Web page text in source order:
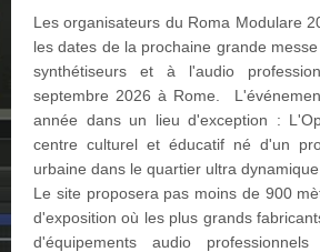
Les organisateurs du Roma Modulare
les dates de la prochaine grande
synthétiseurs et à l'audio
septembre 2026 à Rome.
année dans un lieu d'exception :
centre culturel et éducatif né d'un
urbaine dans le quartier ultra
Le site proposera pas moins de 900
d'exposition où les plus grands
d'équipements audio